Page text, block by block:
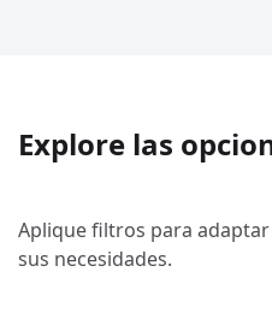
Explore las
Aplique filtros para
sus necesidades.